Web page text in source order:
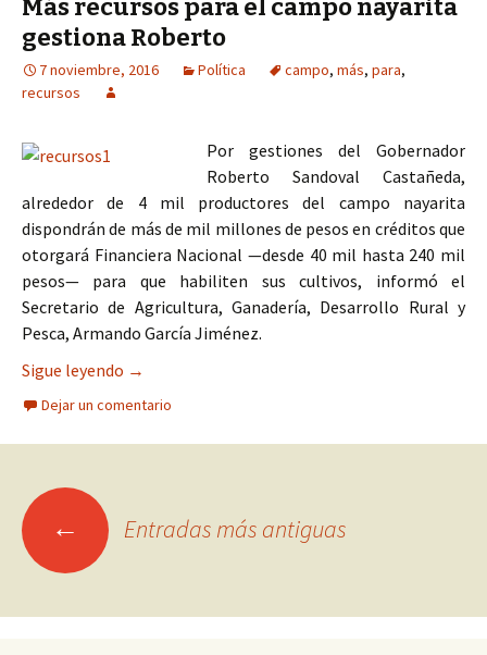
Más recursos para el campo nayarita
gestiona Roberto
7 noviembre, 2016 Política campo, más, para,
recursos
Por gestiones del Gobernador
Roberto Sandoval Castañeda,
alrededor de 4 mil productores del campo nayarita
dispondrán de más de mil millones de pesos en créditos que
otorgará Financiera Nacional —desde 40 mil hasta 240 mil
pesos— para que habiliten sus cultivos, informó el
Secretario de Agricultura, Ganadería, Desarrollo Rural y
Pesca, Armando García Jiménez.
Sigue leyendo Más recursos para el campo nayarita gestiona
→
Dejar un comentario
Ir
← Entradas más antiguas